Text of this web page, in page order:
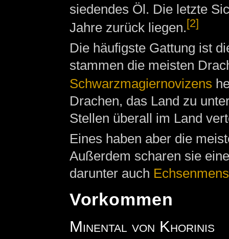
siedendes Öl. Die letzte
Jahre zurück liegen.[2]
Die häufigste Gattung ist
stammen die meisten
Schwarzmagiernovizens
Drachen, das Land zu
Stellen überall im Land
Eines haben aber die
Außerdem scharen sie
darunter auch
Vorkommen
Minental von Khorinis